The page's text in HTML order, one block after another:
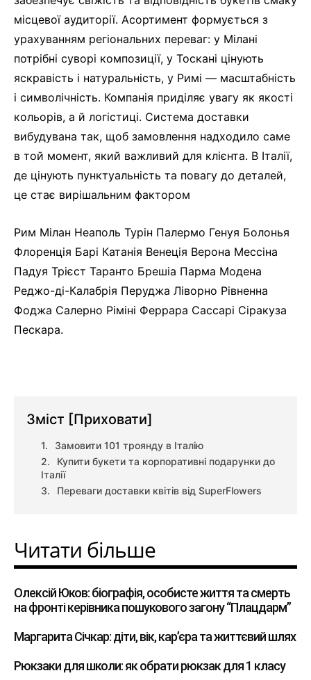
місцевої аудиторії. Асортимент формується з
урахуванням регіональних переваг: у Мілані
потрібні суворі композиції, у Тоскані цінують
яскравість і натуральність, у Римі — масштабність
і символічність. Компанія приділяє увагу як якості
кольорів, а й логістиці. Система доставки
вибудувана так, щоб замовлення надходило саме
в той момент, який важливий для клієнта. В Італії,
де цінують пунктуальність та повагу до деталей,
це стає вирішальним фактором
Рим Мілан Неаполь Турін Палермо Генуя Болонья
Флоренція Барі Катанія Венеція Верона Мессіна
Падуя Трієст Таранто Брешіа Парма Модена
Реджо-ді-Калабрія Перуджа Ліворно Рівненна
Фоджа Салерно Ріміні Феррара Сассарі Сіракуза
Пескара.
Зміст [Приховати]
Замовити 101 троянду в Італію
Купити букети та корпоративні подарунки до
Італії
Переваги доставки квітів від SuperFlowers
Читати більше
Олексій Юков: біографія, особисте життя та смерть
на фронті керівника пошукового загону “Плацдарм”
Маргарита Січкар: діти, вік, кар’єра та життєвий шлях
Рюкзаки для школи: як обрати рюкзак для 1 класу